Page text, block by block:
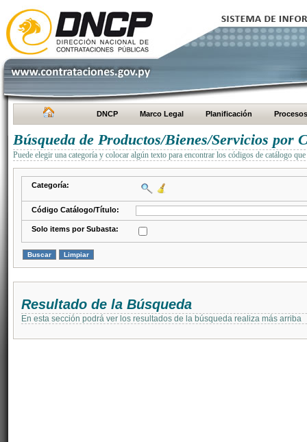
DNCP Marco Legal Planificación Procesos
Búsqueda de Productos/Bienes/Servicios por
Puede elegir una categoría y colocar algún texto para encontrar los códigos de catálogo
Categoría:
Código Catálogo/Título:
Solo items por Subasta:
Resultado de la Búsqueda
En esta sección podrá ver los resultados de la búsqueda realiza más arriba